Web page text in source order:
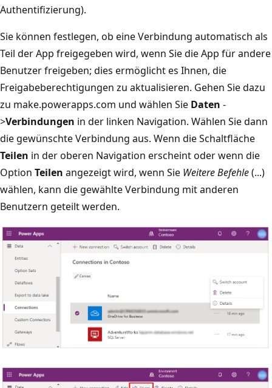
Authentifizierung).
Sie können festlegen, ob eine Verbindung automatisch als
Teil der App freigegeben wird, wenn Sie die App für andere
Benutzer freigeben; dies ermöglicht es Ihnen, die
Freigabeberechtigungen zu aktualisieren. Gehen Sie dazu
zu make.powerapps.com und wählen Sie Daten -
>Verbindungen in der linken Navigation. Wählen Sie dann
die gewünschte Verbindung aus. Wenn die Schaltfläche
Teilen in der oberen Navigation erscheint oder wenn die
Option Teilen angezeigt wird, wenn Sie Weitere Befehle(...)
wählen, kann die gewählte Verbindung mit anderen
Benutzern geteilt werden.